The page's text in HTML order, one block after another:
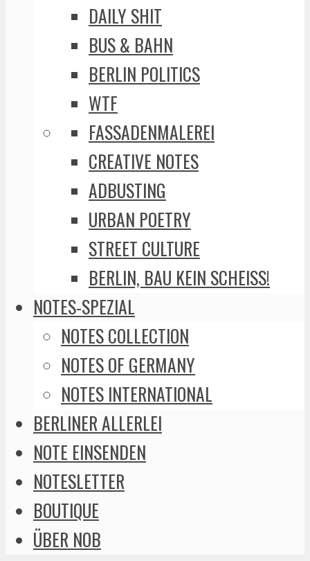
DAILY SHIT
BUS & BAHN
BERLIN POLITICS
WTF
FASSADENMALEREI
CREATIVE NOTES
ADBUSTING
URBAN POETRY
STREET CULTURE
BERLIN, BAU KEIN SCHEISS!
NOTES-SPEZIAL
NOTES COLLECTION
NOTES OF GERMANY
NOTES INTERNATIONAL
BERLINER ALLERLEI
NOTE EINSENDEN
NOTESLETTER
BOUTIQUE
ÜBER NOB